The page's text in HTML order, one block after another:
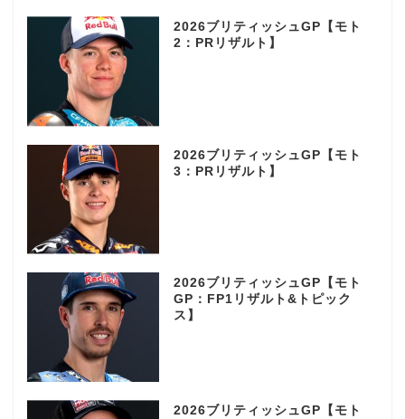
2026ブリティッシュGP【モト
2：PRリザルト】
2026ブリティッシュGP【モト
3：PRリザルト】
2026ブリティッシュGP【モト
GP：FP1リザルト&トピック
ス】
2026ブリティッシュGP【モト